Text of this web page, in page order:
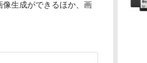
生成ができるほか、画